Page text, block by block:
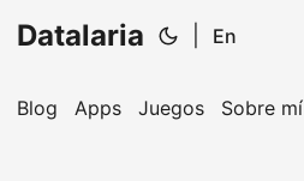
Datalaria En
Blog Apps Juegos Sobre mí